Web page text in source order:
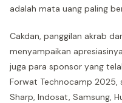
adalah mata uang paling
Cakdan, panggilan akrab
menyampaikan
juga para sponsor yang
Forwat Technocamp 2025,
Sharp, Indosat, Samsung,